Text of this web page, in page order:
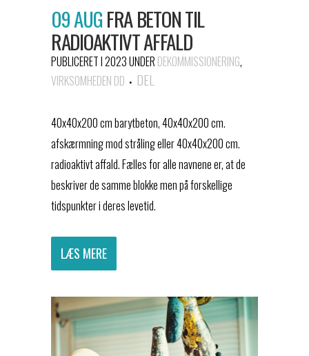
09 AUGFRA BETON TIL
RADIOAKTIVT AFFALD
PUBLICERET I 2023UNDER DEKOMMISSIONERING,
VIRKSOMHEDEN DD
DEL
40x40x200 cm barytbeton, 40x40x200 cm.
afskærmning mod stråling eller 40x40x200 cm.
radioaktivt affald. Fælles for alle navnene er, at de
beskriver de samme blokke men på forskellige
tidspunkter i deres levetid.
LÆS MERE